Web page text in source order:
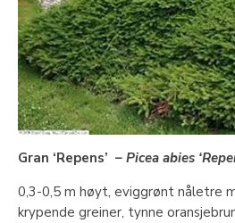
Gran ‘Repens’ – Picea abies
0,3-0,5 m høyt, eviggrønt nåletre
krypende greiner, tynne